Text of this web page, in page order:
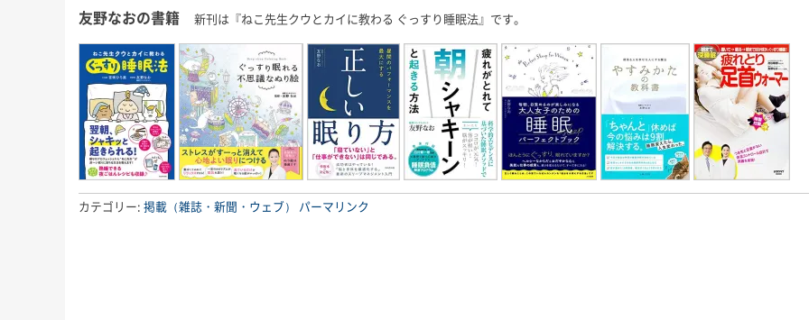
友野なおの書籍 新刊は『ねこ先生クウとカイに教わる ぐっすり睡眠法』です。
カテゴリー: 掲載（雑誌・新聞・ウェブ） パーマリンク